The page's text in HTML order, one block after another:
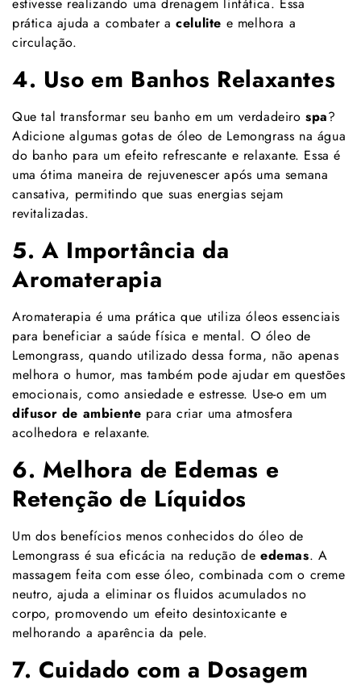
estivesse realizando uma drenagem linfática. Essa
prática ajuda a combater acelulite e melhora a
circulação.
4. Uso em Banhos Relaxantes
Que tal transformar seu banho em um verdadeirospa?
Adicione algumas gotas de óleo de Lemongrass na água
do banho para um efeito refrescante e relaxante. Essa é
uma ótima maneira de rejuvenescer após uma semana
cansativa, permitindo que suas energias sejam
revitalizadas.
5. A Importância da
Aromaterapia
Aromaterapia é uma prática que utiliza óleos essenciais
para beneficiar a saúde física e mental. O óleo de
Lemongrass, quando utilizado dessa forma, não apenas
melhora o humor, mas também pode ajudar em questões
emocionais, como ansiedade e estresse. Use-o em um
difusor de ambiente para criar uma atmosfera
acolhedora e relaxante.
6. Melhora de Edemas e
Retenção de Líquidos
Um dos benefícios menos conhecidos do óleo de
Lemongrass é sua eficácia na redução deedemas. A
massagem feita com esse óleo, combinada com o creme
neutro, ajuda a eliminar os fluidos acumulados no
corpo, promovendo um efeito desintoxicante e
melhorando a aparência da pele.
7. Cuidado com a Dosagem